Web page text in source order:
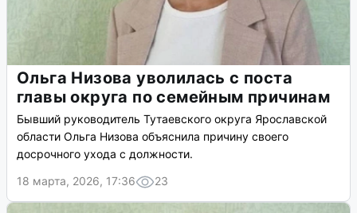
Ольга Низова уволилась с поста
главы округа по семейным причинам
Бывший руководитель Тутаевского округа Ярославской
области Ольга Низова объяснила причину своего
досрочного ухода с должности.
18 марта, 2026, 17:36
23